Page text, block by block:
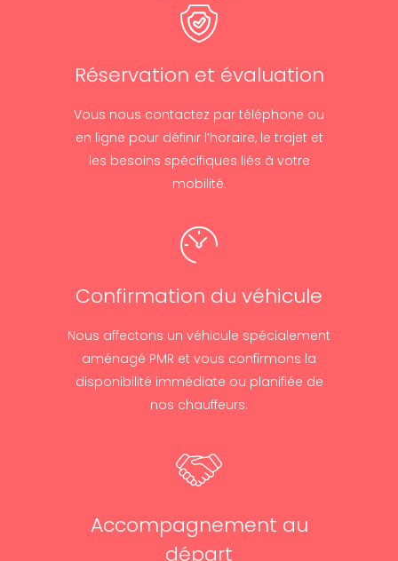
Réservation et évaluation
Vous nous contactez par téléphone ou
en ligne pour définir l’horaire, le trajet et
les besoins spécifiques liés à votre
mobilité.
Confirmation du véhicule
Nous affectons un véhicule spécialement
aménagé PMR et vous confirmons la
disponibilité immédiate ou planifiée de
nos chauffeurs.
Accompagnement au
départ